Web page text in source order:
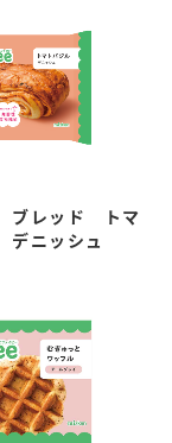
ブレッド トマ
デニッシュ